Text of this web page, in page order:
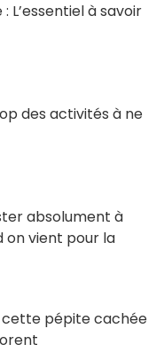
L’essentiel à savoir
des activités à ne
absolument à
on vient pour la
cette pépite cachée